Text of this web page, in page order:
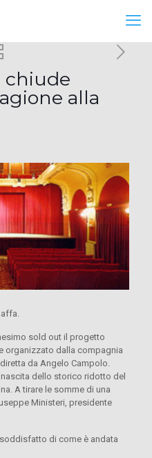
chiude
alla
sold out il progetto
organizzato dalla compagnia
da Angelo Campolo.
dello storico ridotto del
A tirare le somme di una
Ministeri, presidente
di come è andata